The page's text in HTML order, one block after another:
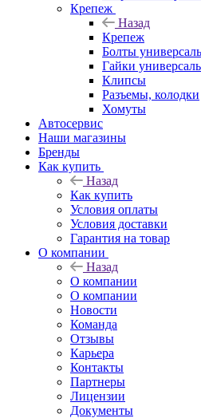
Крепеж
Назад
Крепеж
Болты
Гайки
Клипсы
Разъемы, колодки
Хомуты
Автосервис
Наши магазины
Бренды
Как купить
Назад
Как купить
Условия оплаты
Условия доставки
Гарантия на товар
О компании
Назад
О компании
О компании
Новости
Команда
Отзывы
Карьера
Контакты
Партнеры
Лицензии
Документы